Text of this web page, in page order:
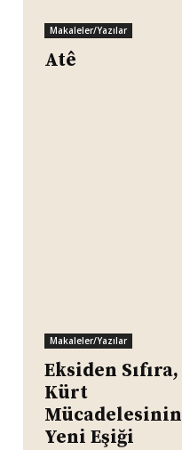
Makaleler/Yazılar
Atê
Makaleler/Yazılar
Eksiden Sıfıra,
Kürt
Mücadelesinin
Yeni Eşiği